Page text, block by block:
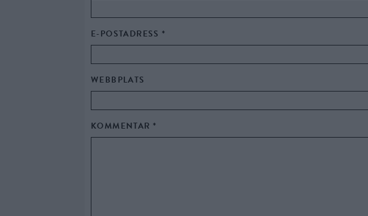
KOMMENTAR*
E-POSTADRESS*
WEBBPLATS